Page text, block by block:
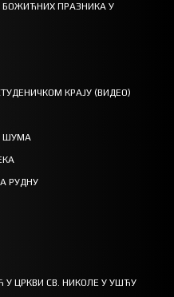
ПРАЗНИКА У
КРАЈУ (ВИДЕО)
ШУМА
РУДНУ
ЦРКВИ СВ. НИКОЛЕ У УШЋУ